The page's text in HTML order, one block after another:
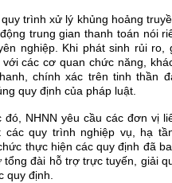
trình xử lý khủng hoảng
trung gian thanh toán nói
nghiệp. Khi phát sinh rủi ro,
các cơ quan chức năng,
chính xác trên tinh thần
quy định của pháp luật.
NHNN yêu cầu các đơn vị
quy trình nghiệp vụ, hạ
thực hiện các quy định đã
đài hỗ trợ trực tuyến, giải
quy định.